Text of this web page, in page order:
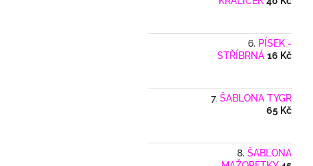
PÍSEK -
STŘÍBRNÁ 16 Kč
ŠABLONA TYGR
65 Kč
ŠABLONA